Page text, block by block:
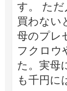
す。 た
買わない
母のプレ
フクロウ
た。実母
も千円に